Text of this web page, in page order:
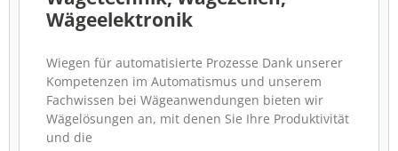
Wägeelektronik
Wiegen für automatisierte Prozesse Dank unserer
Kompetenzen im Automatismus und unserem
Fachwissen bei Wägeanwendungen bieten wir
Wägelösungen an, mit denen Sie Ihre Produktivität
und die